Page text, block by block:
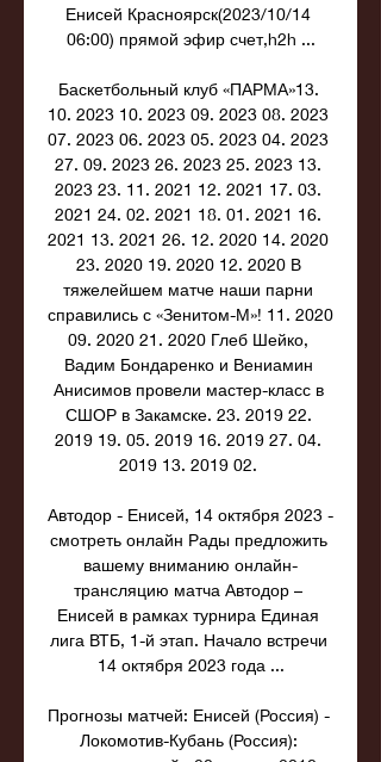
Енисей Красноярск(2023/10/14
06:00) прямой эфир счет,h2h ...
Баскетбольный клуб «ПАРМА»13.
10. 2023 10. 2023 09. 2023 08. 2023
07. 2023 06. 2023 05. 2023 04. 2023
27. 09. 2023 26. 2023 25. 2023 13.
2023 23. 11. 2021 12. 2021 17. 03.
2021 24. 02. 2021 18. 01. 2021 16.
2021 13. 2021 26. 12. 2020 14. 2020
23. 2020 19. 2020 12. 2020 В
тяжелейшем матче наши парни
справились с «Зенитом-М»! 11. 2020
09. 2020 21. 2020 Глеб Шейко,
Вадим Бондаренко и Вениамин
Анисимов провели мастер-класс в
СШОР в Закамске. 23. 2019 22.
2019 19. 05. 2019 16. 2019 27. 04.
2019 13. 2019 02.
Автодор - Енисей, 14 октября 2023 -
смотреть онлайн Рады предложить
вашему вниманию онлайн-
трансляцию матча Автодор –
Енисей в рамках турнира Единая
лига ВТБ, 1-й этап. Начало встречи
14 октября 2023 года ...
Прогнозы матчей: Енисей (Россия) -
Локомотив-Кубань (Россия):